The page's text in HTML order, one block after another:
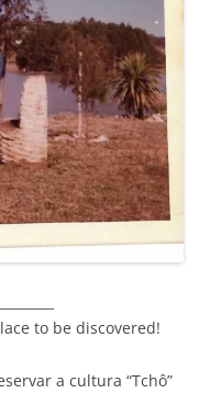
to be discovered!
a cultura “Tchô”